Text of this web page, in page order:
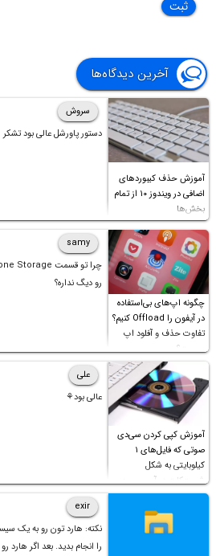
آخرین دیدگاه‌ها
آموزش حذف کیبوردهای
اضافی در ویندوز ۱۰ از تمام
بخش‌ها
سروش
دستور پاورشل عالی بود تشکر
چگونه اپ‌های بی‌استفاده
در آیفون را Offload کنیم؟
تفاوت حذف و آفلود اپ
چیست؟
samy
رو دیگ نداره؟
آموزش کپی کردن سی‌دی
صوتی که فایل‌های ۱
کیلوبایتی به شکل
شورت‌کات در آن موجود
است!
علی
عالی بود⚘
exir